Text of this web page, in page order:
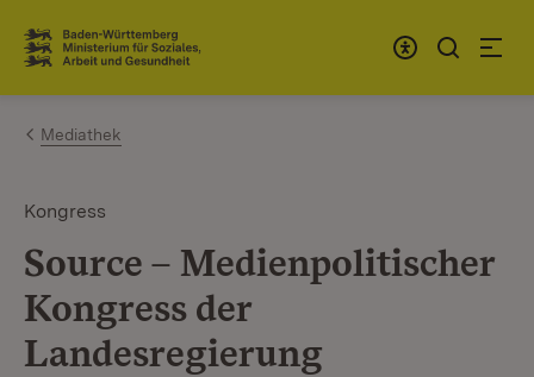
Zum Inhalt springen
Link zur Startseite
Mediathek
Kongress
Source – Medienpolitischer
Kongress der
Landesregierung